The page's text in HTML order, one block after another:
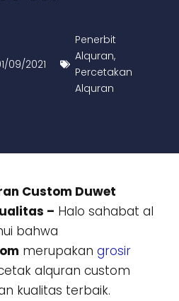
09/2021
Penerbit
Alquran,
Percetakan
Alquran
Custom Duwet
– Halo sahabat al
bahwa
merupakan grosir
alquran custom
kualitas terbaik.